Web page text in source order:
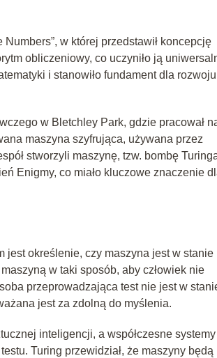
w której przedstawił koncepcję
obliczeniowy, co uczyniło ją
i stanowiło fundament dla rozwoju
w Bletchley Park, gdzie pracował
maszyna szyfrująca, używana przez
stworzyli maszynę, tzw. bombę
Enigmy, co miało kluczowe znaczenie
jest określenie, czy maszyna jest w stanie
w taki sposób, aby człowiek nie
przeprowadzająca test nie jest w
jest za zdolną do myślenia.
inteligencji, a współczesne systemy
Turing przewidział, że maszyny będą